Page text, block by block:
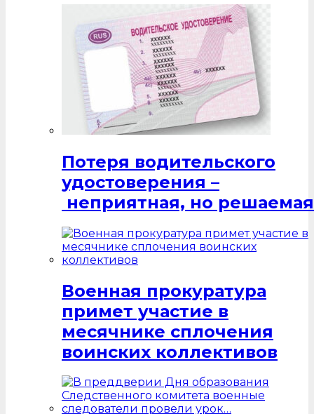
Потеря водительского
удостоверения –
неприятная, но
Военная прокуратура
примет участие в
месячнике сплочения
воинских коллективов